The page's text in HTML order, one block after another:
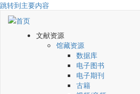
跳转到主要内容
文献资源
馆藏资源
数据库
电子图书
电子期刊
古籍